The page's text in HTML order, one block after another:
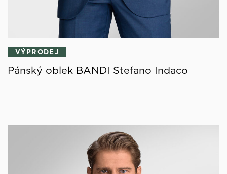
VÝPRODEJ
Pánský oblek BANDI Stefano Indaco